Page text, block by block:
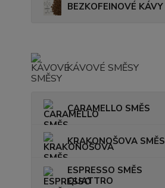
BEZKOFEINOVÉ KÁVY
KÁVOVÉ SMĚSY
CARAMELLO SMĚS
KRAKONOŠOVA SMĚS
ESPRESSO SMĚS
QUATTRO